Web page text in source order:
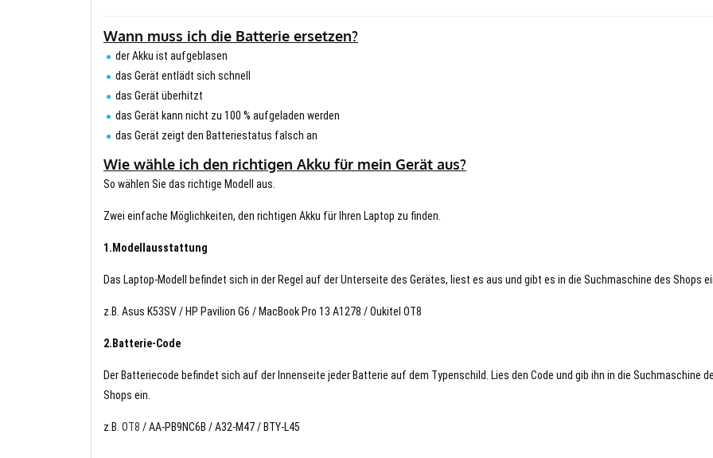
Wann muss ich die Batterie ersetzen?
der Akku ist aufgeblasen
das Gerät entlädt sich schnell
das Gerät überhitzt
das Gerät kann nicht zu 100 % aufgeladen werden
das Gerät zeigt den Batteriestatus falsch an
Wie wähle ich den richtigen Akku für mein Gerät aus?
So wählen Sie das richtige Modell aus.
Zwei einfache Möglichkeiten, den richtigen Akku für Ihren Laptop zu finden.
1.Modellausstattung
Das Laptop-Modell befindet sich in der Regel auf der Unterseite des Gerätes, liest es aus und gibt es in die Suchmaschine des Shops
z.B. Asus K53SV / HP Pavilion G6 / MacBook Pro 13 A1278 / Oukitel OT8
2.Batterie-Code
Der Batteriecode befindet sich auf der Innenseite jeder Batterie auf dem Typenschild. Lies den Code und gib ihn in die Suchmaschine
Shops ein.
z.B. OT8 / AA-PB9NC6B / A32-M47 / BTY-L45